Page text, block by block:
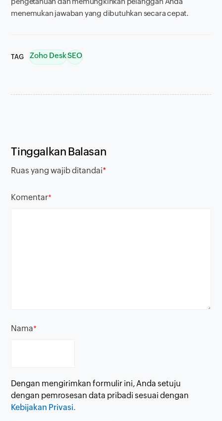
menemukan jawaban yang dibutuhkan secara cepat.
TAG Zoho DeskSEO
Tinggalkan Balasan
Ruas yang wajib ditandai*
Komentar*
Nama*
Dengan mengirimkan formulir ini, Anda setuju
dengan pemrosesan data pribadi sesuai dengan
Kebijakan Privasi.